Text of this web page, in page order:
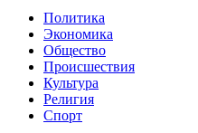
Политика
Экономика
Общество
Происшествия
Культура
Религия
Спорт